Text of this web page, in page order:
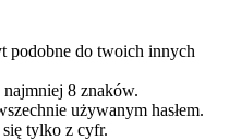
podobne do twoich innych
najmniej 8 znaków.
używanym hasłem.
się tylko z cyfr.